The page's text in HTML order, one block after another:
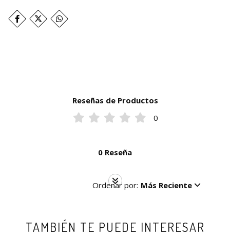
Reseñas de Productos
0
0 Reseña
Ordenar por: Más Reciente
TAMBIÉN TE PUEDE INTERESAR